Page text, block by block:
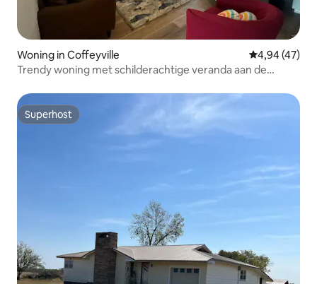
Woning in Coffeyville Gemiddelde
4,94 (47)
Trendy woning met schilderachtige veranda aan de
Superhost
Superhost